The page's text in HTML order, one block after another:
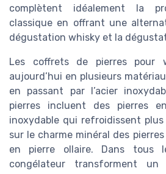
complètent idéalement la
classique en offrant une
dégustation whisky et la
Les coffrets de pierres pour
aujourd’hui en plusieurs
en passant par l’acier
pierres incluent des pierres
inoxydable qui refroidissent
sur le charme minéral des
en pierre ollaire. Dans tous
congélateur transforment